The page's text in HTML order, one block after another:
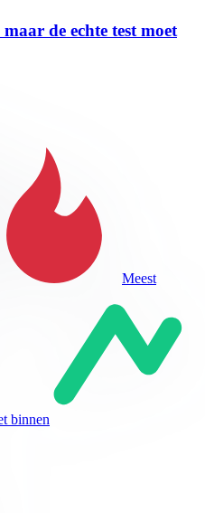
de echte test moet
Meest
binnen